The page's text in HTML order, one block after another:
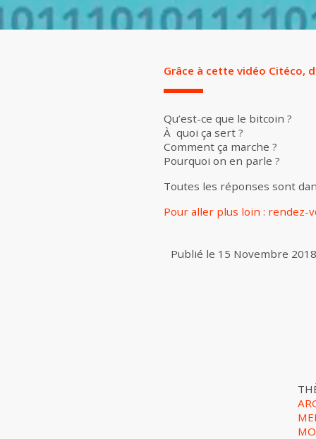
Grâce à cette vidéo Citéco,
Qu’est-ce que le bitcoin ?
À quoi ça sert ?
Comment ça marche ?
Pourquoi on en parle ?
Toutes les réponses sont
Pour aller plus loin : rendez-
Publié le 15 Novembre 2018